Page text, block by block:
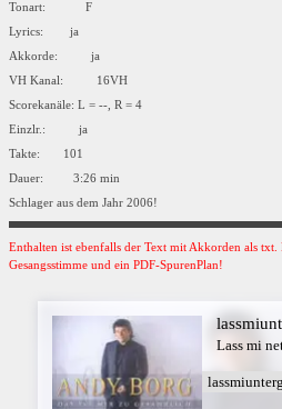
Tonart: F
Lyrics: ja
Akkorde: ja
VH Kanal: 16VH
Scorekanäle: L = --, R = 4
Einzlr.: ja
Takte: 101
Dauer: 3:26 min
Schlager aus dem Jahr 2006!
Enthalten ist ebenfalls der Text mit Akkorden als
Gesangsstimme und ein PDF-SpurenPlan!
Lass mi